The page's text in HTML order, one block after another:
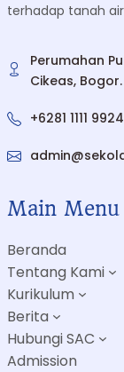
terhadap tanah
Perumahan
Cikeas, Bogor.
+6281 1111 9924
Main Menu
Beranda
Tentang Kami
Kurikulum
Berita
Hubungi SAC
Admission